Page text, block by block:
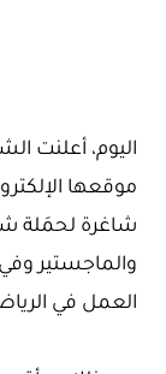
اليوم، أعلنت
موقعها
شاغرة لحمَلة
والماجستير
العمل في